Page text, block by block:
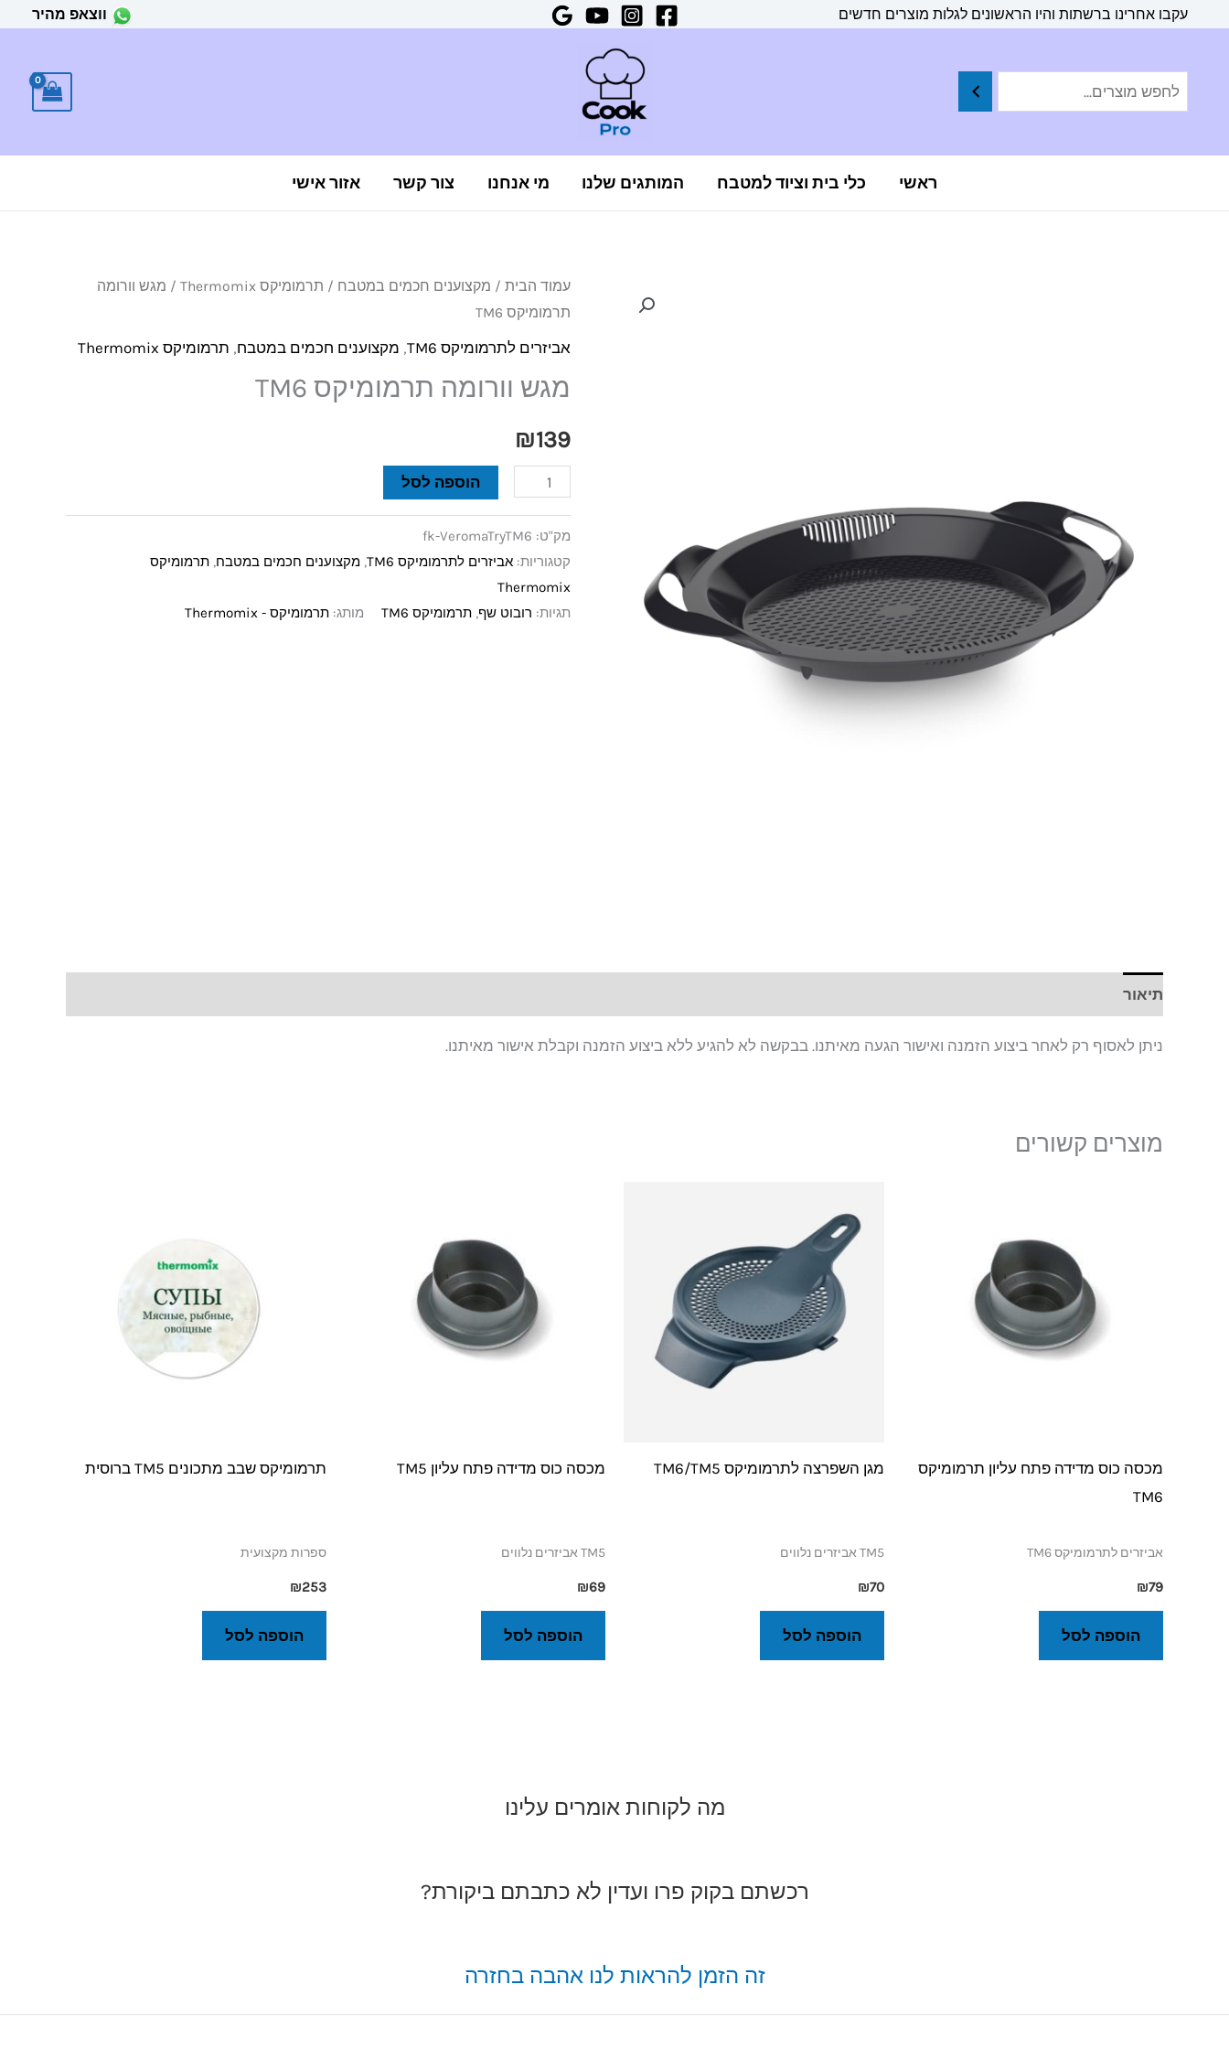
עקבו אחרינו ברשתות והיו הראשונים לגלות מוצרים חדשים ווצאפ מהיר
ראשי כלי בית וציוד למטבח המותגים שלנו מי אנחנו צור קשר אזור אישי
עמוד הבית / מקצוענים חכמים במטבח / תרמומיקס Thermomix
/ מגש וורומה
תרמומיקס TM6
אביזרים לתרמומיקס TM6 , מקצוענים חכמים במטבח, תרמומיקס Thermomix
מגש וורומה תרמומיקס TM6
₪139
כמות
של
מגש
תרמומיקס
TM6
הוספה לסל
מק"ט: fk-VeromaTryTM6
קטגוריות: אביזרים לתרמומיקס TM6 , מקצוענים חכמים במטבח, תרמומיקס
Thermomix
תגיות: רובוט שף, תרמומיקס TM6 מותג: תרמומיקס - Thermomix
תיאור
ניתן לאסוף רק לאחר ביצוע הזמנה ואישור הגעה מאיתנו. בבקשה לא להגיע ללא ביצוע הזמנה וקבלת אישור מאיתנו.
מוצרים קשורים
מכסה כוס מדידה פתח עליון תרמומיקס
TM6
אביזרים לתרמומיקס TM6
₪79
הוספה לסל
מגן השפרצה לתרמומיקס TM6/TM5
TM5 אביזרים נלווים
₪70
הוספה לסל
מכסה כוס מדידה פתח עליון TM5
TM5 אביזרים נלווים
₪69
הוספה לסל
תרמומיקס שבב מתכונים TM5 ברוסית
ספרות מקצועית
₪253
הוספה לסל
מה לקוחות אומרים עלינו
רכשתם בקוק פרו ועדין לא כתבתם ביקורת?
זה הזמן להראות לנו אהבה בחזרה